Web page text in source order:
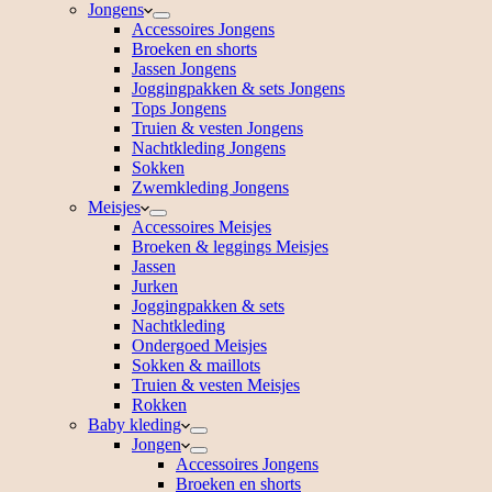
Jongens
Accessoires Jongens
Broeken en shorts
Jassen Jongens
Joggingpakken & sets Jongens
Tops Jongens
Truien & vesten Jongens
Nachtkleding Jongens
Sokken
Zwemkleding Jongens
Meisjes
Accessoires Meisjes
Broeken & leggings Meisjes
Jassen
Jurken
Joggingpakken & sets
Nachtkleding
Ondergoed Meisjes
Sokken & maillots
Truien & vesten Meisjes
Rokken
Baby kleding
Jongen
Accessoires Jongens
Broeken en shorts